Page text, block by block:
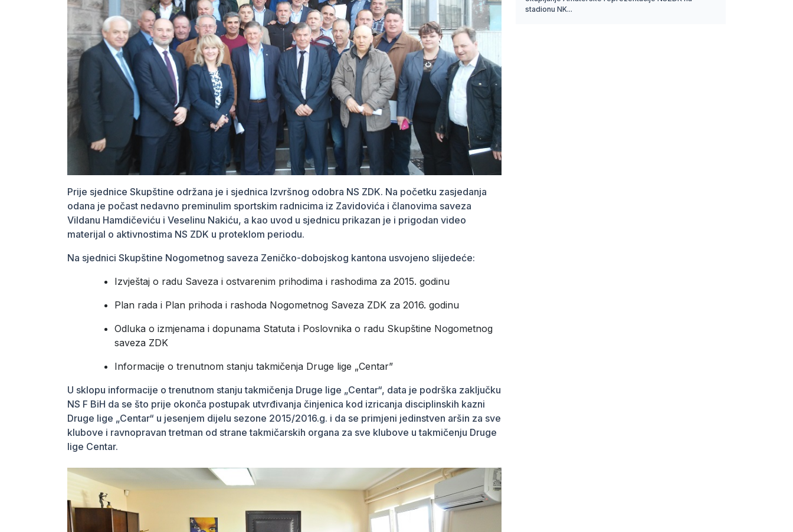
Prije sjednice Skupštine održana je i sjednica Izvršnog odobra NS ZDK. Na početku zasjedanja
odana je počast nedavno preminulim sportskim radnicima iz Zavidovića i članovima saveza
Vildanu Hamdičeviću i Veselinu Nakiću, a kao uvod u sjednicu prikazan je i prigodan video
materijal o aktivnostima NS ZDK u proteklom periodu.
Na sjednici Skupštine Nogometnog saveza Zeničko-dobojskog kantona usvojeno slijedeće:
Izvještaj o radu Saveza i ostvarenim prihodima i rashodima za 2015. godinu
Plan rada i Plan prihoda i rashoda Nogometnog Saveza ZDK za 2016. godinu
Odluka o izmjenama i dopunama Statuta i Poslovnika o radu Skupštine Nogometnog
saveza ZDK
Informacije o trenutnom stanju takmičenja Druge lige „Centar”
U sklopu informacije o trenutnom stanju takmičenja Druge lige „Centar“, data je podrška zaključku
NS F BiH da se što prije okonča postupak utvrđivanja činjenica kod izricanja disciplinskih kazni
Druge lige „Centar“ u jesenjem dijelu sezone 2015/2016.g. i da se primjeni jedinstven aršin za sve
klubove i ravnopravan tretman od strane takmičarskih organa za sve klubove u takmičenju Druge
lige Centar.
stadionu NK...